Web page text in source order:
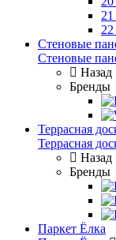
Стеновые
Стеновые
Назад
Бренды
Террасная
Террасная
Назад
Бренды
Паркет Ёлка